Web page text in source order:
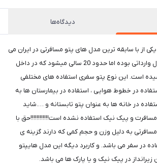
دیدگاه‌ها
از با سابقه ترین مدل های پتو مسافرتی در ایران می
باشد که در ابتدا محصول وارداتی بوده اما حدود 20 سالی میشود که در داخل
است. این نوع پتو سفری استفاده های مختلفی
در خطوط هوایی ، استفاده در بیمارستان ها به
در خانه ها به عنوان پتو تابستانه و ….شاید
و پیک نیک استفاده نشده است!!!!!!!!!!!!حق با
به دلیل وزن و حجم کمی که دارند گزینه ی
در سفر می باشد. و کاربرد دیگه این مدل هایپتو
زیرانداز در پیک نیک و یا پارک ها می باشد.